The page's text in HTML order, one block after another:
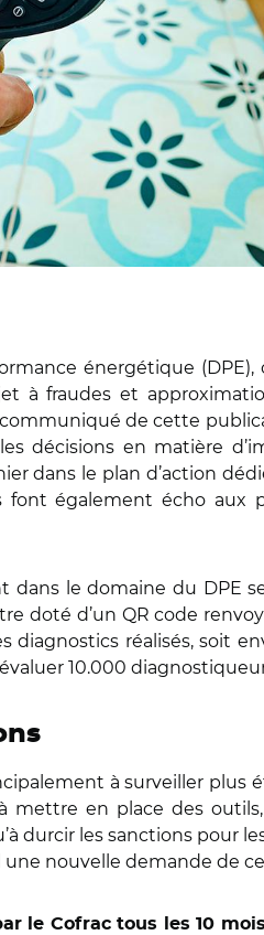
énergétique
à fraudes et
de cette
décisions en matière
dans le plan d’action
font également écho aux
dans le domaine du DPE
doté d’un QR code
diagnostics réalisés, soit
10.000
à surveiller
mettre en place des
durcir les sanctions pour
nouvelle demande de
le Cofrac tous les 10 mois